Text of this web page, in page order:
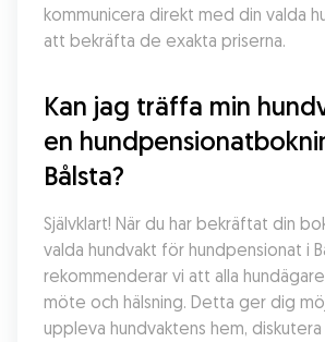
kommunicera direkt med din valda
att bekräfta de exakta priserna.
Kan jag träffa min
en
Bålsta?
Självklart! När du har bekräftat din
valda hundvakt för hundpensionat i
rekommenderar vi att alla
möte och hälsning. Detta ger dig
uppleva hundvaktens hem,